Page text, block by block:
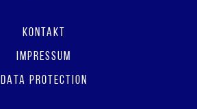
KONTAKT
IMPRESSUM
DATA PROTECTION